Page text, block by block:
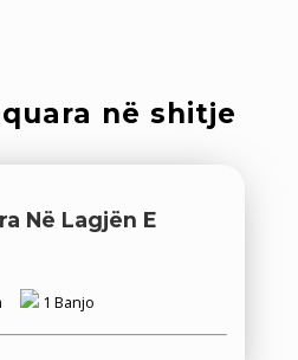
në shitje
Në Lagjën E
1 Banjo